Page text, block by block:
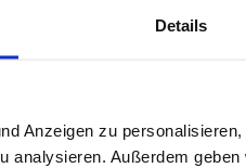
Details
Anzeigen zu
analysieren. Außerdem
Wohnerlebnis in
Sonnenauf- und -
und die majestätische
sondern auch ein